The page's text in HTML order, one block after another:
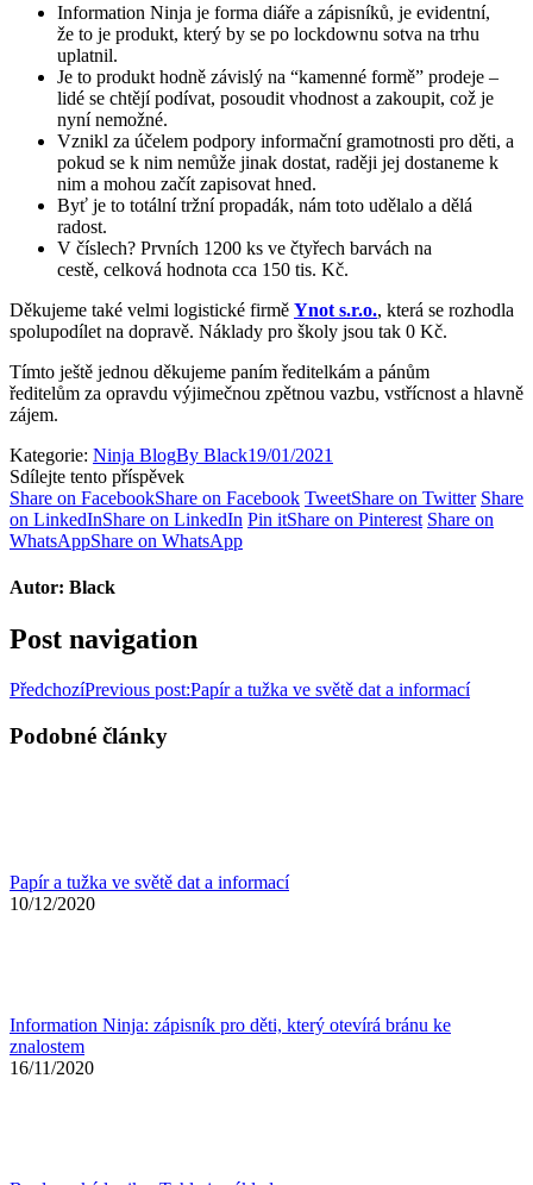
Information Ninja je forma diáře a zápisníků, je evidentní,
že to je produkt, který by se po lockdownu sotva na trhu
uplatnil.
Je to produkt hodně závislý na “kamenné formě” prodeje –
lidé se chtějí podívat, posoudit vhodnost a zakoupit, což je
nyní nemožné.
Vznikl za účelem podpory informační gramotnosti pro děti, a
pokud se k nim nemůže jinak dostat, raději jej dostaneme k
nim a mohou začít zapisovat hned.
Byť je to totální tržní propadák, nám toto udělalo a dělá
radost.
V číslech? Prvních 1200 ks ve čtyřech barvách na
cestě, celková hodnota cca 150 tis. Kč.
Děkujeme také velmi logistické firmě Ynot s.r.o., která se rozhodla
spolupodílet na dopravě. Náklady pro školy jsou tak 0 Kč.
Tímto ještě jednou děkujeme paním ředitelkám a pánům
ředitelům za opravdu výjimečnou zpětnou vazbu, vstřícnost a hlavně
zájem.
Kategorie: Ninja BlogBy Black19/01/2021
Sdílejte tento příspěvek
Share on FacebookShare on Facebook TweetShare on Twitter Share
on LinkedInShare on LinkedIn Pin itShare on Pinterest Share on
WhatsAppShare on WhatsApp
Autor: Black
Post navigation
PředchozíPrevious post:Papír a tužka ve světě dat a informací
Podobné články
Papír a tužka ve světě dat a informací
10/12/2020
Information Ninja: zápisník pro děti, který otevírá bránu ke
znalostem
16/11/2020